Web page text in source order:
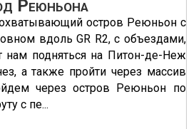
Реюньона
остров Реюньон с
вдоль GR R2, с объездами,
нам подняться на Питон-де-Неж
а также пройти через массив
через остров Реюньон по
с пе...